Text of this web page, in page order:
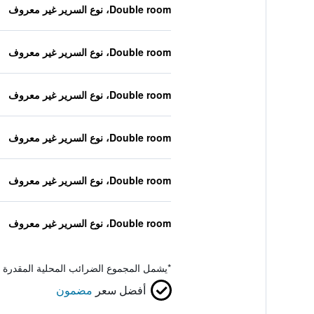
Double room، نوع السرير غير معروف
Double room، نوع السرير غير معروف
Double room، نوع السرير غير معروف
Double room، نوع السرير غير معروف
Double room، نوع السرير غير معروف
Double room، نوع السرير غير معروف
*يشمل المجموع الضرائب المحلية
أفضل سعر مضمون